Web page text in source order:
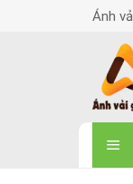
Ánh